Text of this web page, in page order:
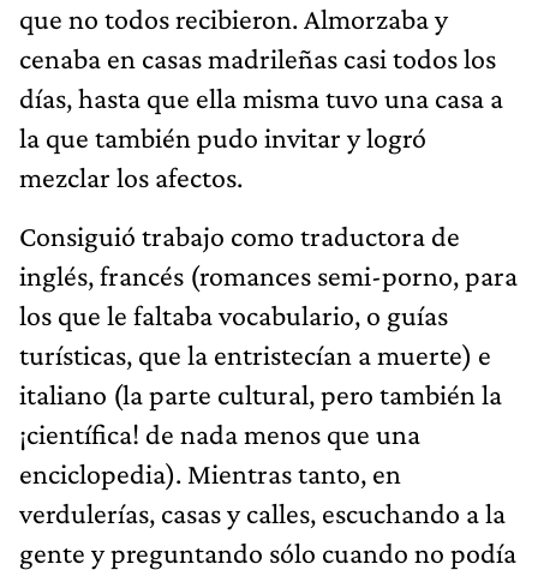
que no todos recibieron. Almorzaba y
cenaba en casas madrileñas casi todos los
días, hasta que ella misma tuvo una casa a
la que también pudo invitar y logró
mezclar los afectos.
Consiguió trabajo como traductora de
inglés, francés (romances semi-porno, para
los que le faltaba vocabulario, o guías
turísticas, que la entristecían a muerte) e
italiano (la parte cultural, pero también la
¡científica! de nada menos que una
enciclopedia). Mientras tanto, en
verdulerías, casas y calles, escuchando a la
gente y preguntando sólo cuando no podía